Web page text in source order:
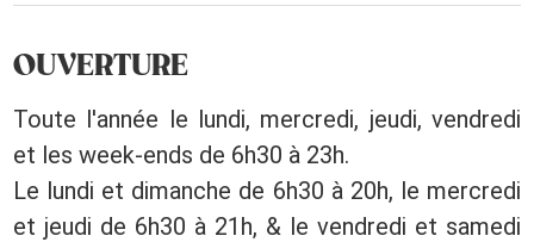
OUVERTURE
Toute l'année le lundi, mercredi, jeudi, vendredi
et les week-ends de 6h30 à 23h.
Le lundi et dimanche de 6h30 à 20h, le mercredi
et jeudi de 6h30 à 21h, & le vendredi et samedi